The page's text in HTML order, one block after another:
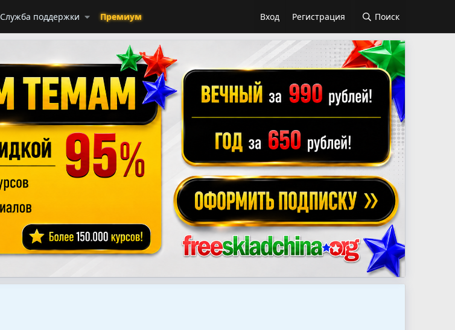
Служба поддержки Премиум Вход Регистрация Поиск